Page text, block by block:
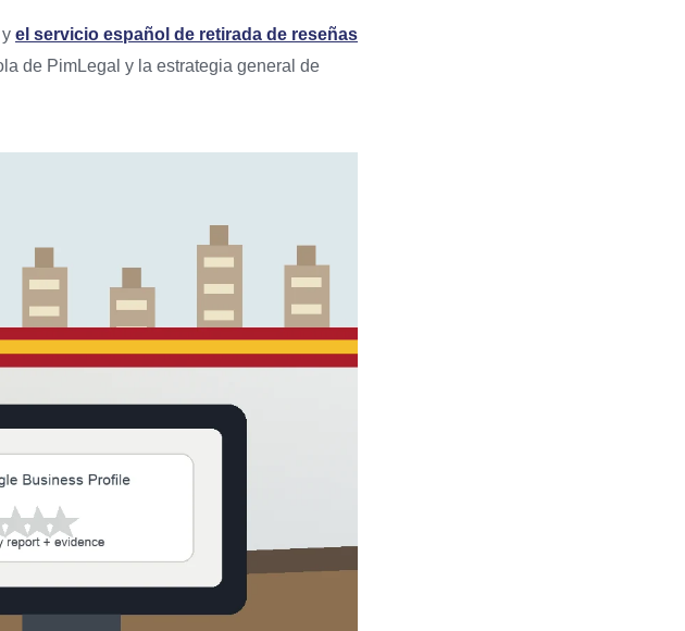
y el servicio español de retirada de reseñas
de PimLegal y la estrategia general de